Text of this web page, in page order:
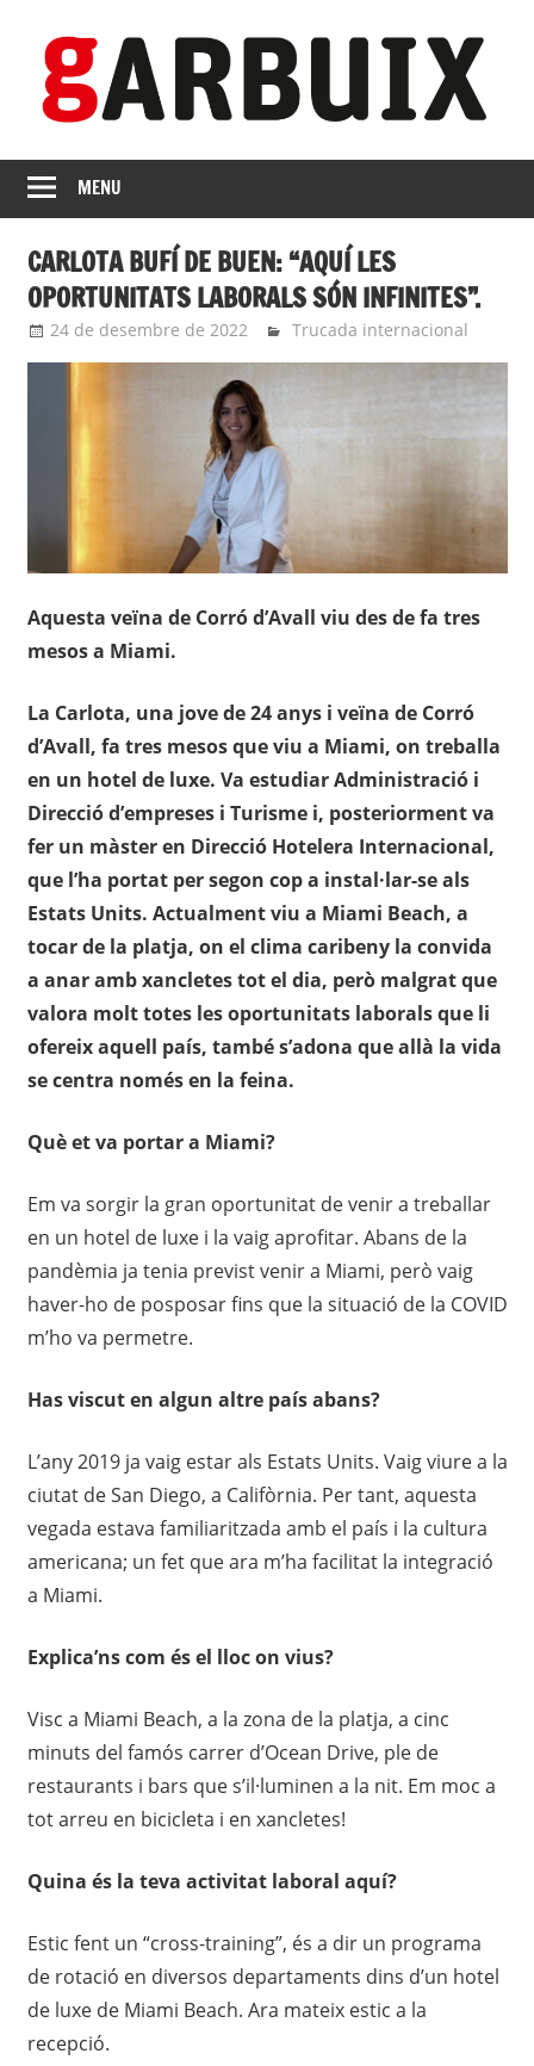
content
GARBUIX
Independent
de
Franqueses
MENU
CARLOTA BUFÍ DE BUEN: “AQUÍ LES
OPORTUNITATS LABORALS SÓN INFINITES”.
24 de desembre de 2022 Eli
Trucada internacional
Aquesta veïna de Corró d’Avall viu des de fa tres
mesos a Miami.
La Carlota, una jove de 24 anys i veïna de Corró
d’Avall, fa tres mesos que viu a Miami, on treballa
en un hotel de luxe. Va estudiar Administració i
Direcció d’empreses i Turisme i, posteriorment va
fer un màster en Direcció Hotelera Internacional,
que l’ha portat per segon cop a instal·lar-se als
Estats Units. Actualment viu a Miami Beach, a
tocar de la platja, on el clima caribeny la convida
a anar amb xancletes tot el dia, però malgrat que
valora molt totes les oportunitats laborals que li
ofereix aquell país, també s’adona que allà la vida
se centra només en la feina.
Què et va portar a Miami?
Em va sorgir la gran oportunitat de venir a treballar
en un hotel de luxe i la vaig aprofitar. Abans de la
pandèmia ja tenia previst venir a Miami, però vaig
haver-ho de posposar fins que la situació de la COVID
m’ho va permetre.
Has viscut en algun altre país abans?
L’any 2019 ja vaig estar als Estats Units. Vaig viure a la
ciutat de San Diego, a Califòrnia. Per tant, aquesta
vegada estava familiaritzada amb el país i la cultura
americana; un fet que ara m’ha facilitat la integració
a Miami.
Explica’ns com és el lloc on vius?
Visc a Miami Beach, a la zona de la platja, a cinc
minuts del famós carrer d’Ocean Drive, ple de
restaurants i bars que s’il·luminen a la nit. Em moc a
tot arreu en bicicleta i en xancletes!
Quina és la teva activitat laboral aquí?
Estic fent un “cross-training”, és a dir un programa
de rotació en diversos departaments dins d’un hotel
de luxe de Miami Beach. Ara mateix estic a la
recepció.